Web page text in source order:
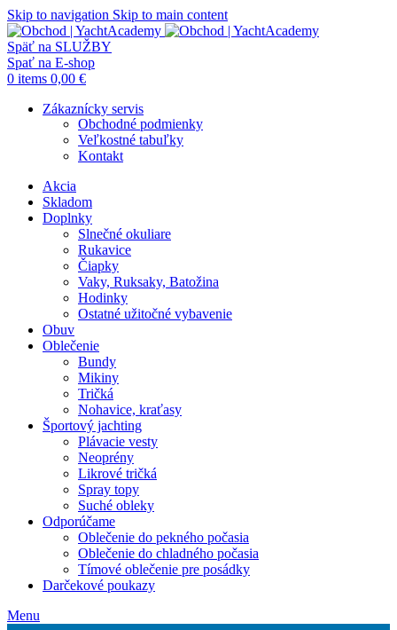
Skip to navigation Skip to main content
Späť na SLUŽBY
Spať na E-shop
0 items 0,00 €
Zákaznícky servis
Obchodné podmienky
Veľkostné tabuľky
Kontakt
Akcia
Skladom
Doplnky
Slnečné okuliare
Rukavice
Čiapky
Vaky, Ruksaky, Batožina
Hodinky
Ostatné užitočné vybavenie
Obuv
Oblečenie
Bundy
Mikiny
Tričká
Nohavice, kraťasy
Športový jachting
Plávacie vesty
Neoprény
Likrové tričká
Spray topy
Suché obleky
Odporúčame
Oblečenie do pekného počasia
Oblečenie do chladného počasia
Tímové oblečenie pre posádky
Darčekové poukazy
Menu